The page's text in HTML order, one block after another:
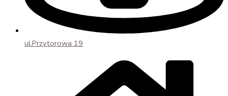
ul.Przytorowa 19